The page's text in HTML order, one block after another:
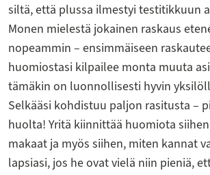
siltä, että plussa ilmestyi testitikkuun
Monen mielestä jokainen raskaus
nopeammin – ensimmäiseen
huomiostasi kilpailee monta muuta
tämäkin on luonnollisesti hyvin
Selkääsi kohdistuu paljon rasitusta –
huolta! Yritä kiinnittää huomiota
makaat ja myös siihen, miten kannat
lapsiasi, jos he ovat vielä niin pieniä,